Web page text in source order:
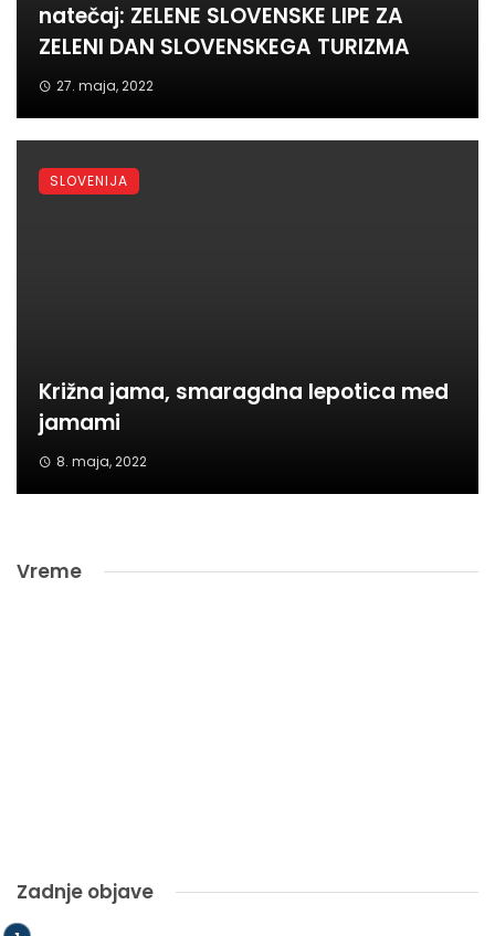
natečaj: ZELENE SLOVENSKE LIPE ZA
ZELENI DAN SLOVENSKEGA TURIZMA
27. maja, 2022
Križna jama, smaragdna lepotica med
jamami
8. maja, 2022
SLOVENIJA
Vreme
Zadnje objave